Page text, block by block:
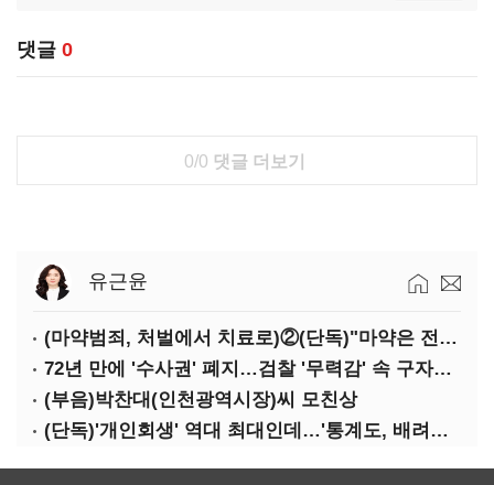
댓글 0
0/0 댓글 더보기
유근윤
(마약범죄, 처벌에서 치료로)②(단독)"마약은 전염병…여성 맞춤형 재활과정 개발 중"
72년 만에 '수사권' 폐지…검찰 '무력감' 속 구자현 사의
(부음)박찬대(인천광역시장)씨 모친상
(단독)'개인회생' 역대 최대인데…'통계도, 배려도' 없는 사법부